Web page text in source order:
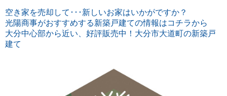
空き家を売却して･･･新しいお家はいかがですか？
光陽商事がおすすめする新築戸建ての情報はコチラから
大分中心部から近い、好評販売中！大分市大道町の新築戸
建て